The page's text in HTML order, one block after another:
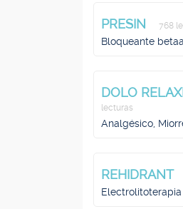
PRESIN 768
Bloqueante
DOLO
lecturas
Analgésico,
REHIDRANT
Electrolitoterapia